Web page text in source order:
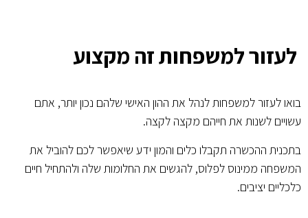
לעזור למשפחות זה מקצוע
בואו לעזור למשפחות לנהל את ההון האישי שלהם נכון יותר, אתם
עשויים לשנות את חייהם מקצה לקצה.
בתכנית ההכשרה תקבלו כלים והמון ידע שיאפשר לכם להוביל את
המשפחה ממינוס לפלוס, להגשים את החלומות שלה ולהתחיל חיים
כלכליים יציבים.